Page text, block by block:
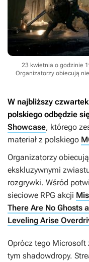
23 kwietnia o godzinie
Organizatorzy obiecują
W najbliższy
polskiego odbędzie
Showcase, którego
materiał z polskiego
Organizatorzy
ekskluzywnymi
rozgrywki. Wśród
sieciowe RPG akcji
There Are No Ghosts
Leveling Arise
Oprócz tego
tym shadowdropy.